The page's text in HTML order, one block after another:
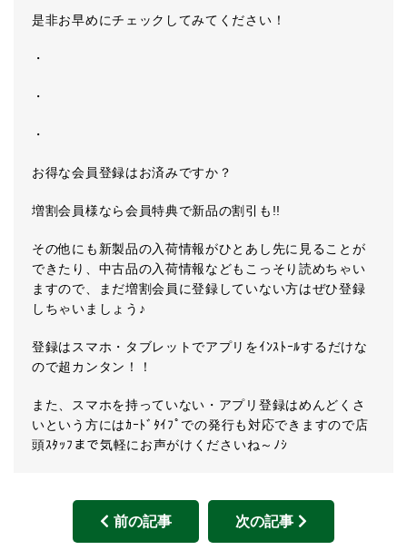
是非お早めにチェックしてみてください！
・
・
・
お得な会員登録はお済みですか？
増割会員様なら会員特典で新品の割引も!!
その他にも新製品の入荷情報がひとあし先に見ることが
できたり、中古品の入荷情報などもこっそり読めちゃい
ますので、まだ増割会員に登録していない方はぜひ登録
しちゃいましょう♪
登録はスマホ・タブレットでアプリをｲﾝｽﾄｰﾙするだけな
ので超カンタン！！
また、スマホを持っていない・アプリ登録はめんどくさ
いという方にはｶｰﾄﾞﾀｲﾌﾟでの発行も対応できますので店
頭ｽﾀｯﾌまで気軽にお声がけくださいね～ﾉｼ
前の記事 次の記事